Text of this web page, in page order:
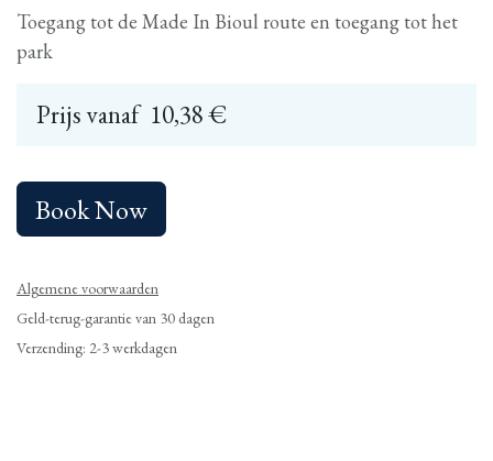
Toegang tot de Made In Bioul route en toegang tot het
park
Prijs vanaf 10,38€
Book Now
Algemene voorwaarden
Geld-terug-garantie van 30 dagen
Verzending: 2-3 werkdagen